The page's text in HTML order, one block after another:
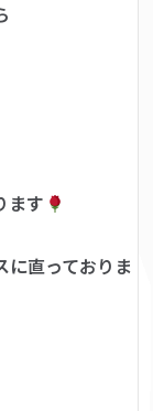
ます
に直っておりま